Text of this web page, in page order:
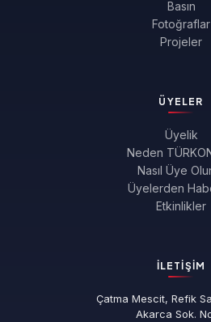
Basın
Fotoğraflar
Projeler
ÜYELER
Üyelik
Neden
Nasıl Üye
Üyelerden
Etkinlikler
İLETIŞIM
Çatma Mescit, Refik
Akarca Sok.